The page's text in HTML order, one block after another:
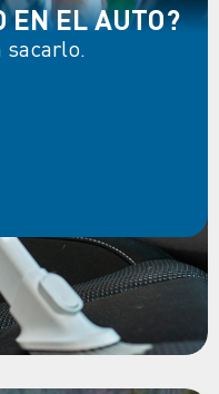
EN EL AUTO?
sacarlo.